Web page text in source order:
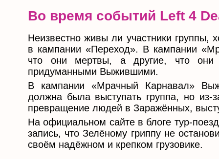
Во время событий Left 4
Неизвестно живы ли участники группы,
в кампании «Переход». В кампании
что они мертвы, а другие, что они
придуманными Выжившими.
В кампании «Мрачный Карнавал»
должна была выступать группа, но из-
превращение людей в Заражённых,
На официальном сайте в блоге тур-
запись, что Зелёному гриппу не
своём надёжном и крепком грузовике.